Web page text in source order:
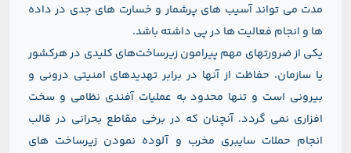
مدت می تواند آسیب های پرشمار و خسارت های جدی در داده
ها و انجام فعالیت ها در پی داشته باشد.
یکی از ضرورتهای مهم پیرامون زیرساخت‌های کلیدی در هرکشور
یا سازمان، حفاظت از آنها در برابر تهدیدهای امنیتی درونی و
بیرونی است و تنها محدود به عملیات آفندی نظامی و سخت
افزاری نمی گردد. آنچنان که در برخی مقاطع بحرانی در قالب
انجام حملات سایبری مخرب و آلوده نمودن زیرساخت های